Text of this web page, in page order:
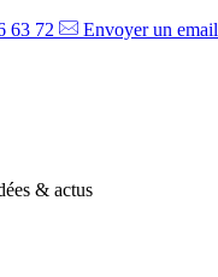
63 72 Envoyer un email
& actus